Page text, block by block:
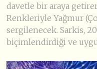
davetle bir araya
Renkleriyle Yağmur
sergilenecek. Sarkis,
biçimlendirdiği ve